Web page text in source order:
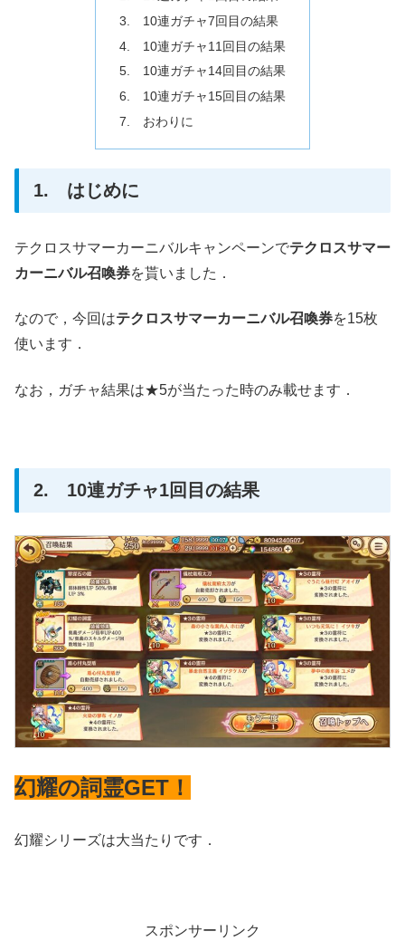
3. 10連ガチャ7回目の結果
4. 10連ガチャ11回目の結果
5. 10連ガチャ14回目の結果
6. 10連ガチャ15回目の結果
7. おわりに
1. はじめに
テクロスサマーカーニバルキャンペーンでテクロスサマー
カーニバル召喚券を貰いました．
なので，今回はテクロスサマーカーニバル召喚券を15枚
使います．
なお，ガチャ結果は★5が当たった時のみ載せます．
2. 10連ガチャ1回目の結果
幻耀の詞霊GET！
幻耀シリーズは大当たりです．
スポンサーリンク